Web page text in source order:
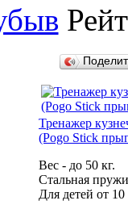
Тренажер
(Pogo Stick
Вес - до 50 кг.
Стальная
Для детей от 10